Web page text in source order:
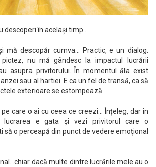
descoperi în același timp…
mă descopăr cumva… Practic, e un dialog.
nu mă gândesc la impactul lucrării
asupra privitorului. În momentul ăla exist
sau al hartiei. E ca un fel de transă, ca să
exterioare se estompează.
care o ai cu ceea ce creezi… Înțeleg, dar în
lucrarea e gata și vezi privitorul care o
să o perceapă din punct de vedere emoțional
dacă multe dintre lucrările mele au o